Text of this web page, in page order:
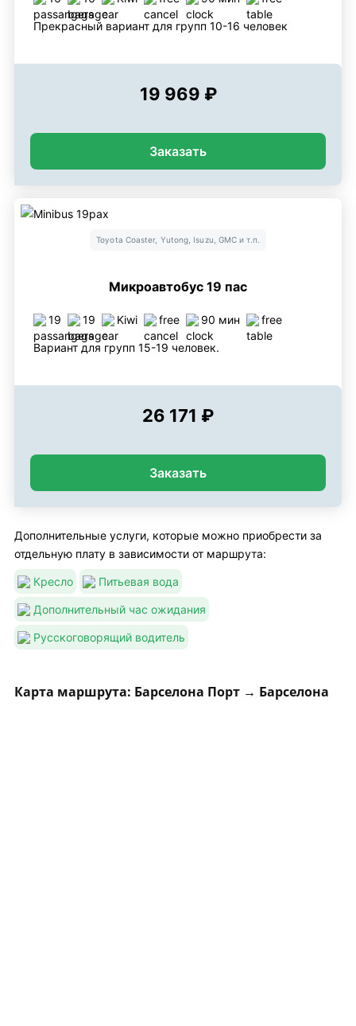
Прекрасный вариант для групп 10-16 человек
19 969 ₽
Заказать
Toyota Coaster, Yutong, Isuzu, GMC и т.п.
Микроавтобус 19 пас
19 19 Kiwi free 90 мин free
Вариант для групп 15-19 человек.
26 171 ₽
Заказать
Дополнительные услуги, которые можно приобрести за
отдельную плату в зависимости от маршрута:
Кресло Питьевая вода
Дополнительный час ожидания
Русскоговорящий водитель
Карта маршрута: Барселона Порт → Барселона